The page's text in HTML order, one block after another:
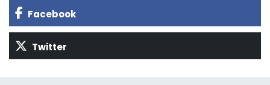
Facebook
Twitter